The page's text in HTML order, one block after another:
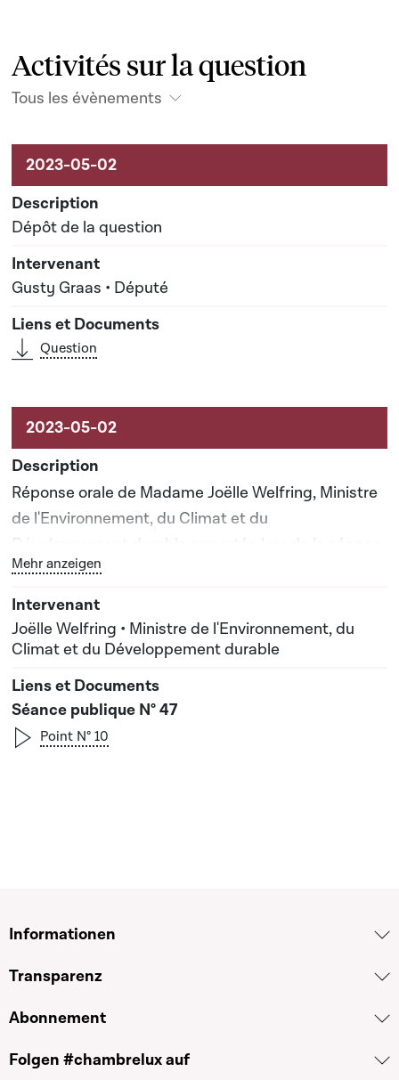
Activités sur la question
Tous les évènements
Activités sur le dossier
Dépôt de la question
Gusty Graas • Député
Question
Réponse orale de Madame Joëlle Welfring, Ministre
de l'Environnement, du Climat et du
Développement durable apportée lors de la séance
publique n°47Bouton graphique servant à afficher ou cacher tous
Mehr anzeigen
Joëlle Welfring • Ministre de l'Environnement, du
Climat et du Développement durable
Séance publique N° 47
Point N° 10
Informationen
Transparenz
Abonnement
Folgen #chambrelux auf